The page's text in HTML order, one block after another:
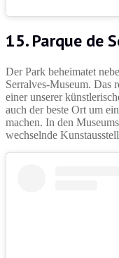
15. Parque de
Der Park beheimatet
Serralves-Museum. Das
einer unserer
auch der beste Ort um
machen. In den
wechselnde